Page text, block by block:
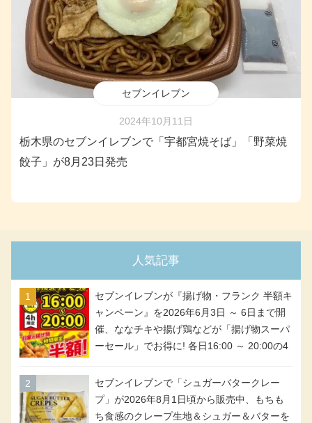
セブンイレブン
2024年10月11日
栃木県のセブンイレブンで「宇都宮焼そば」「野菜焼
餃子」が8月23日発売
人気記事
セブンイレブンが『揚げ物・フランク 半額キ
ャンペーン』を2026年6月3日 ～ 6日まで開
催、ななチキや揚げ鶏などが「揚げ物スーパ
ーセール」でお得に! 各日16:00 ～ 20:00の4
アメリカンドッグが税抜き69円!
セブンイレブンで「シュガーバタークレー
プ」が2026年8月1日頃から販売中、もちも
ち食感のクレープ生地＆シュガー＆バターを